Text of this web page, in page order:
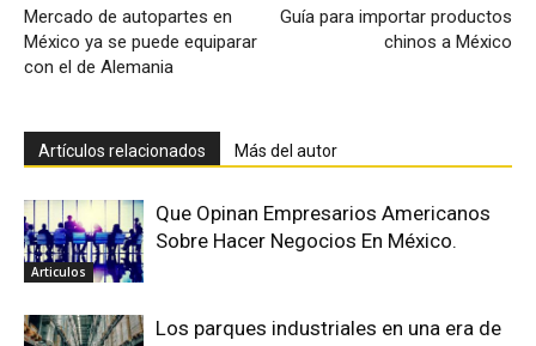
Mercado de autopartes en
México ya se puede equiparar
con el de Alemania
Guía para importar productos
chinos a México
Artículos relacionados Más del autor
Articulos
Que Opinan Empresarios Americanos
Sobre Hacer Negocios En México.
Los parques industriales en una era de